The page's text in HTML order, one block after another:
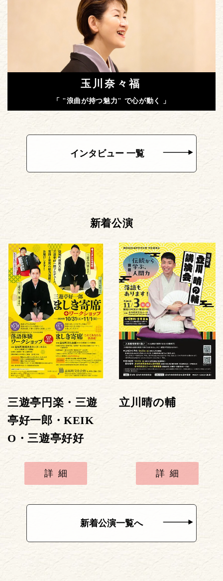
玉川奈々福
「 "浪曲が持つ魅力" で心が動く 」
インタビュー 一覧
新着公演
三遊亭円楽・三遊
亭好一郎・KEIK
O・三遊亭好好
詳細
立川晴の輔
詳細
新着公演一覧へ